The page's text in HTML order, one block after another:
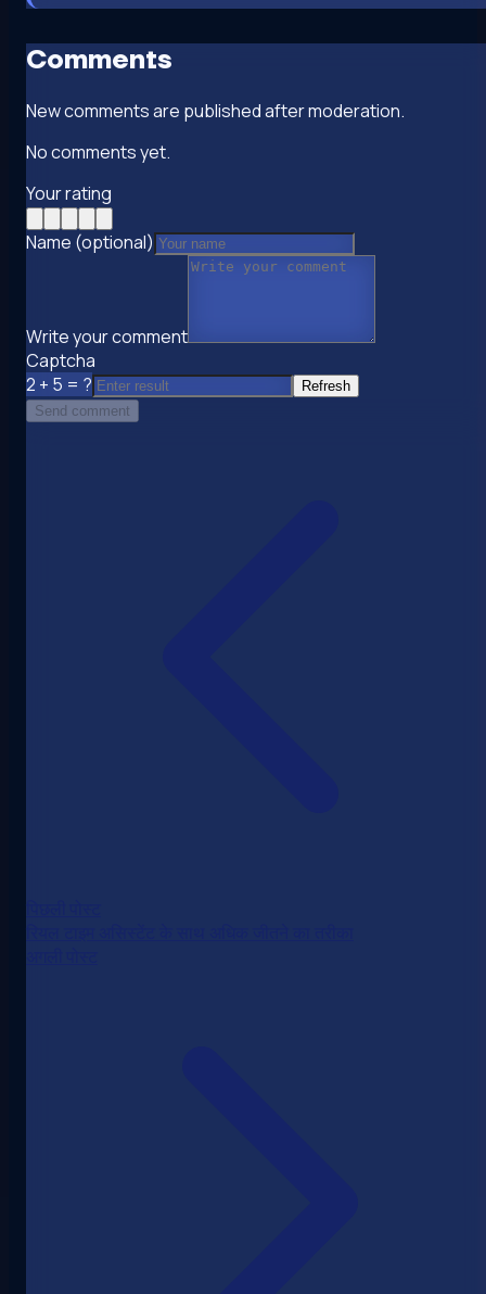
Comments
New comments are published after moderation.
No comments yet.
Your rating
Name (optional)
Write your comment
Captcha
2 + 5 = ?
Refresh
Send comment